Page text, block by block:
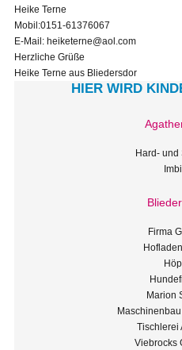
Heike Terne
Mobil:0151-61376067
E-Mail: heiketerne@aol.com
Herzliche Grüße
Heike Terne aus Bliedersdor
HIER WIRD
Hard- und
Firma
Marion
Tischlerei
Viebrocks